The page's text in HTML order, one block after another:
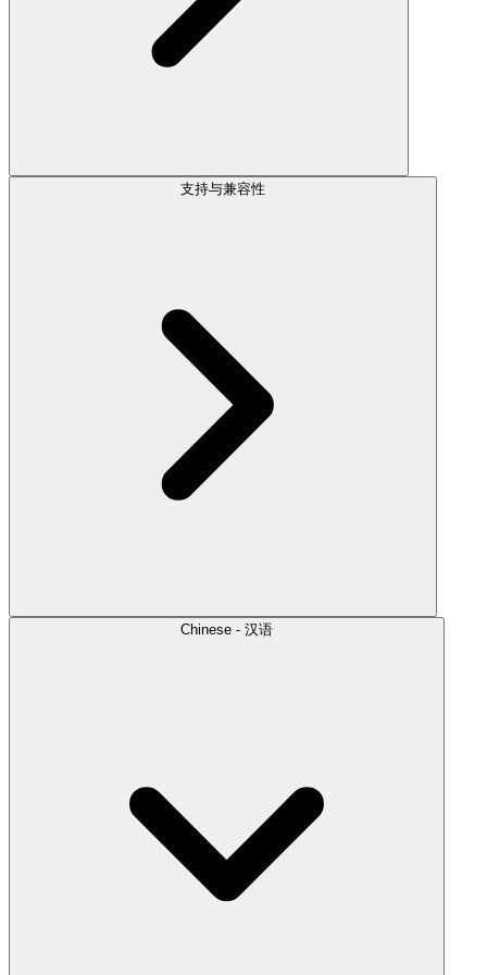
支持与兼容性
Chinese - 汉语